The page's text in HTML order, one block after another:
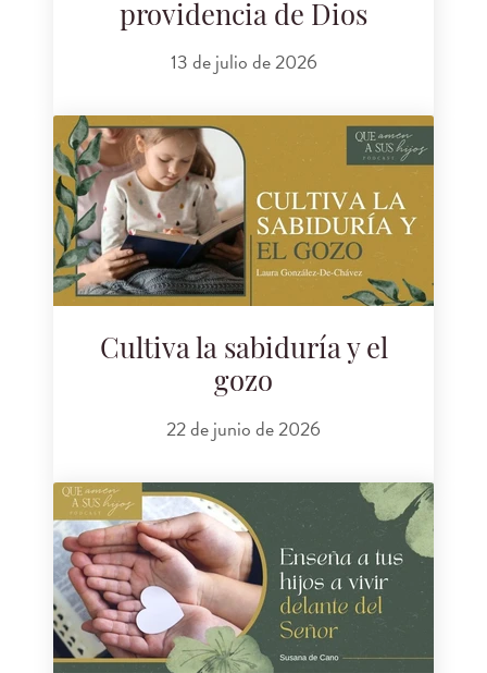
providencia de Dios
13 de julio de 2026
Cultiva la sabiduría y el
gozo
22 de junio de 2026